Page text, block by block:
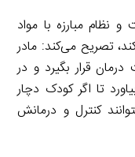
نظام مبارزه با مواد
تصریح می‌کند: مادر
قرار بگیرد و در
تا اگر کودک دچار
کنترل و درمانش